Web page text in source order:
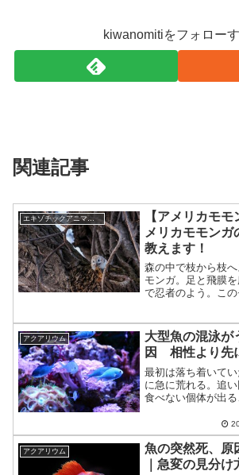
kiwanomitiをフォロー
関連記事
エキゾチックアニマル(小動物)
【アメリカモ
メリカモモンガ
教えます！
森の中で枝から枝
モンガ。足と飛膜
で忍者のよう。こ
して飼うことがで
カモモンガの魅力
底解説します！＜
ガとはどんな動物
アクアリウム
大型魚の混泳が
因 相性より先
最初は落ち着いて
に急に荒れる。追
食べない個体が出る
が「相性」の一言
す。ただ、混泳が
似たパターンがあ
アクアリウム
魚の突然死、原
｜急変の見分け